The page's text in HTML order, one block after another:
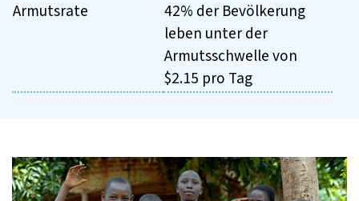
Armutsrate
42% der Bevölkerung
leben unter der
Armutsschwelle von
$2.15 pro Tag